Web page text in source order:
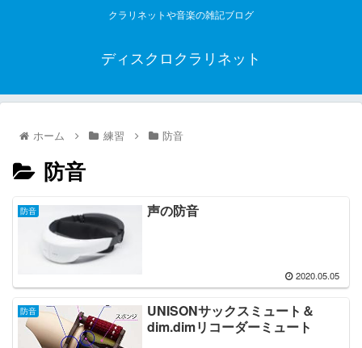
クラリネットや音楽の雑記ブログ
ディスクロクラリネット
ホーム 練習 防音
防音
防音 声の防音
2020.05.05
防音
UNISONサックスミュート＆
dim.dimリコーダーミュート